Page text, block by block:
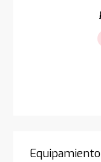
Equipamiento